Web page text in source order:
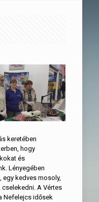
keretében
hogy
és
Lényegében
egy kedves mosoly,
A Vértes
Nefelejcs idősek